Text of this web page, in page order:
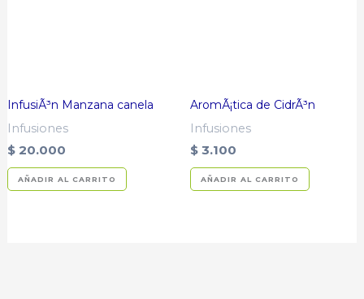
InfusiÃ³n Manzana canela
Infusiones
$ 20.000
AÑADIR AL CARRITO
AromÃ¡tica de CidrÃ³n
Infusiones
$ 3.100
AÑADIR AL CARRITO